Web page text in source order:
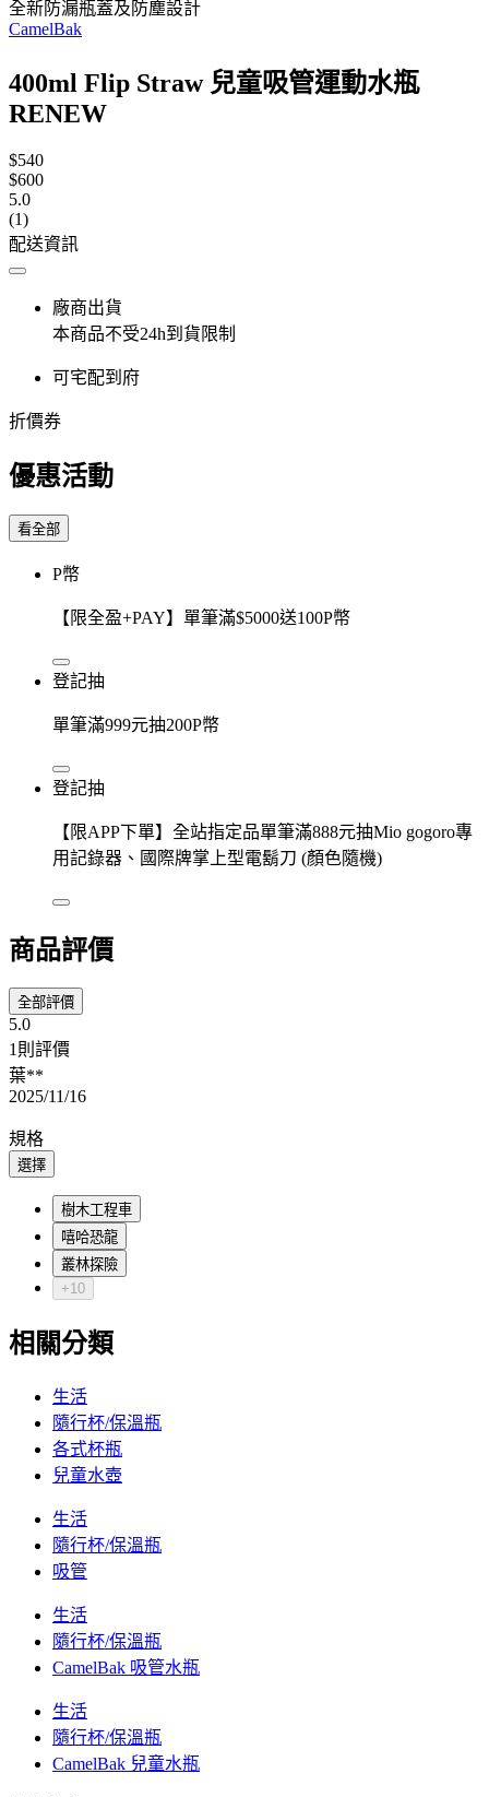
全新防漏瓶蓋及防塵設計
CamelBak
400ml Flip Straw 兒童吸管運動水瓶
RENEW
$540
$600
5.0
(1)
配送資訊
廠商出貨
本商品不受24h到貨限制
可宅配到府
折價券
優惠活動
看全部
P幣
【限全盈+PAY】單筆滿$5000送100P幣
登記抽
單筆滿999元抽200P幣
登記抽
【限APP下單】全站指定品單筆滿888元抽Mio gogoro專
用記錄器、國際牌掌上型電鬍刀 (顏色隨機)
商品評價
全部評價
5.0
1則評價
葉**
2025/11/16
規格
選擇
樹木工程車
嘻哈恐龍
叢林探險
+10
相關分類
生活
隨行杯/保溫瓶
各式杯瓶
兒童水壺
生活
隨行杯/保溫瓶
吸管
生活
隨行杯/保溫瓶
CamelBak 吸管水瓶
生活
隨行杯/保溫瓶
CamelBak 兒童水瓶